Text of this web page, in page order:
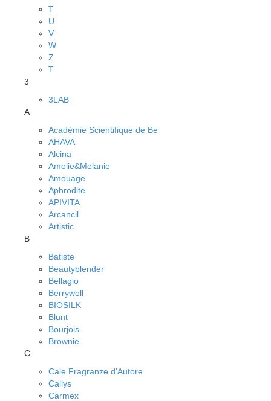
T
U
V
W
Z
Т
3
3LAB
A
Académie Scientifique de Be
AHAVA
Alcina
Amelie&Melanie
Amouage
Aphrodite
APIVITA
Arcancil
Artistic
B
Batiste
Beautyblender
Bellagio
Berrywell
BIOSILK
Blunt
Bourjois
Brownie
C
Cale Fragranze d'Autore
Callys
Carmex